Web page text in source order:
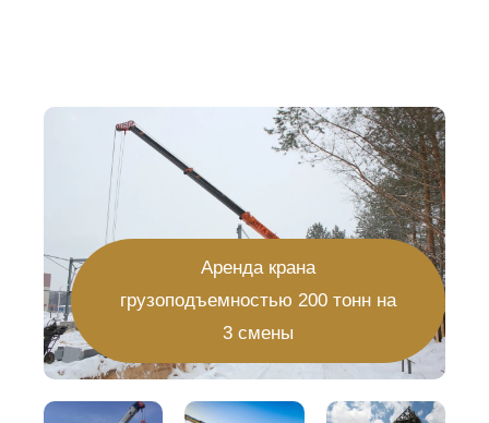
Аренда крана
грузоподъемностью 200 тонн на
3 смены